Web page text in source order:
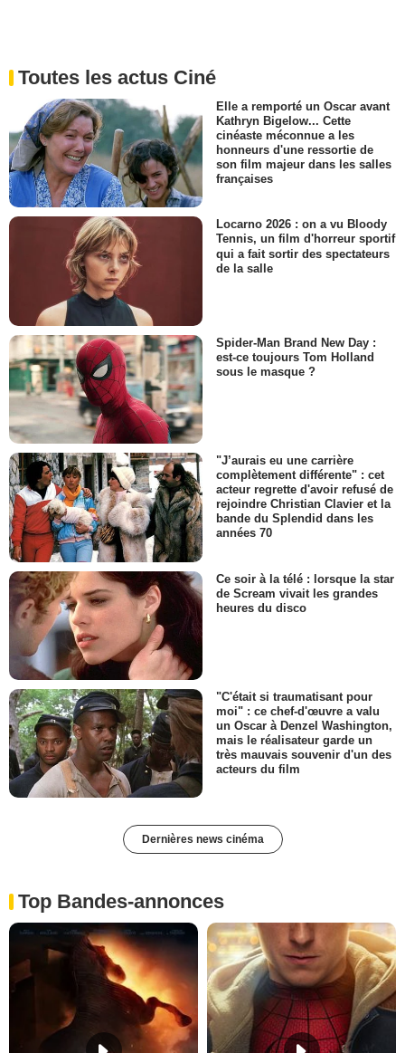
Toutes les actus Ciné
Elle a remporté un Oscar avant
Kathryn Bigelow... Cette
cinéaste méconnue a les
honneurs d'une ressortie de
son film majeur dans les salles
françaises
Locarno 2026 : on a vu Bloody
Tennis, un film d'horreur sportif
qui a fait sortir des spectateurs
de la salle
Spider-Man Brand New Day :
est-ce toujours Tom Holland
sous le masque ?
"J’aurais eu une carrière
complètement différente" : cet
acteur regrette d'avoir refusé de
rejoindre Christian Clavier et la
bande du Splendid dans les
années 70
Ce soir à la télé : lorsque la star
de Scream vivait les grandes
heures du disco
"C'était si traumatisant pour
moi" : ce chef-d'œuvre a valu
un Oscar à Denzel Washington,
mais le réalisateur garde un
très mauvais souvenir d'un des
acteurs du film
Dernières news cinéma
Top Bandes-annonces